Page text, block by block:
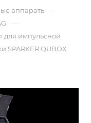
аппараты —
—
импульсной
SPARKER QUBOX